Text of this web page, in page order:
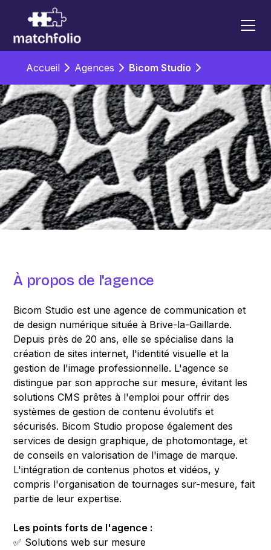
Accueil Agences Bicom Studio
À propos de l'agence
Bicom Studio est une agence de communication et
de design numérique située à Brive-la-Gaillarde.
Depuis près de 20 ans, elle se spécialise dans la
création de sites internet, l'identité visuelle et la
gestion de l'image professionnelle. L'agence se
distingue par son approche sur mesure, évitant les
solutions CMS prêtes à l'emploi pour offrir des
systèmes de gestion de contenu évolutifs et
sécurisés. Bicom Studio propose également des
services de design graphique, de photomontage, et
de conseils en valorisation de l'image de marque.
L'intégration de contenus photos et vidéos, y
compris l'organisation de tournages sur-mesure, fait
partie de leur expertise.
Les points forts de l'agence :
✅ Solutions web sur mesure